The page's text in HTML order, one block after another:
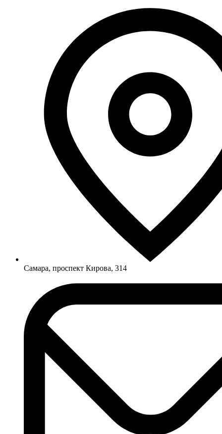
Самара, проспект Кирова, 314